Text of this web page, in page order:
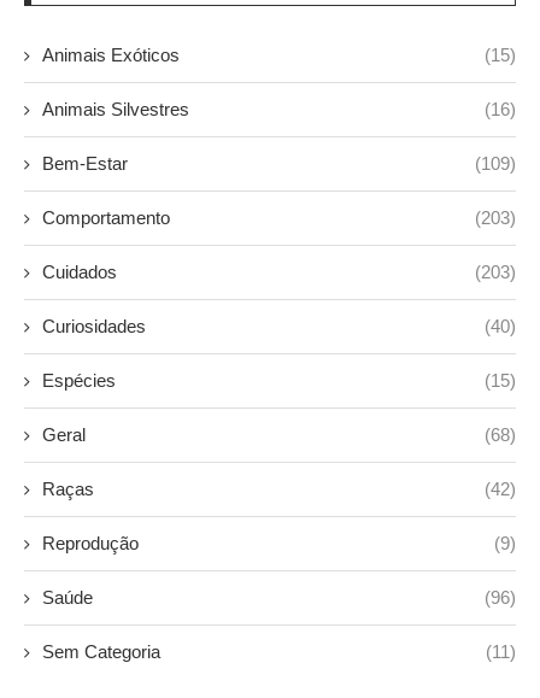
Animais Exóticos (15)
Animais Silvestres (16)
Bem-Estar (109)
Comportamento (203)
Cuidados (203)
Curiosidades (40)
Espécies (15)
Geral (68)
Raças (42)
Reprodução (9)
Saúde (96)
Sem Categoria (11)